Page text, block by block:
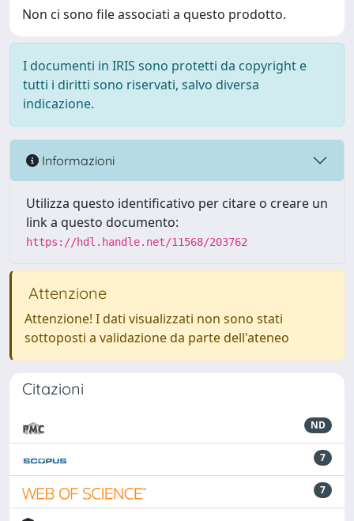
Non ci sono file associati a questo prodotto.
I documenti in IRIS sono protetti da copyright e
tutti i diritti sono riservati, salvo diversa
indicazione.
Informazioni
Utilizza questo identificativo per citare o creare un
link a questo documento:
https://hdl.handle.net/11568/203762
Attenzione
Attenzione! I dati visualizzati non sono stati
sottoposti a validazione da parte dell'ateneo
Citazioni
ND
7
7